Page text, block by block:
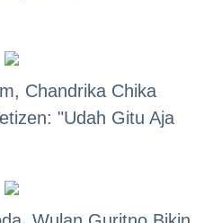
Chandrika Chika
"Udah Gitu Aja